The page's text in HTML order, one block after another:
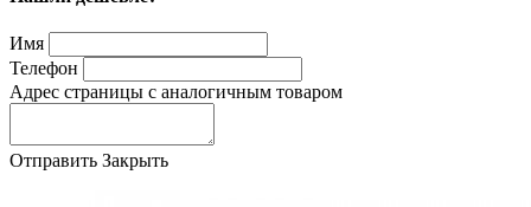
Имя
Телефон
Адрес страницы с аналогичным товаром
Отправить Закрыть